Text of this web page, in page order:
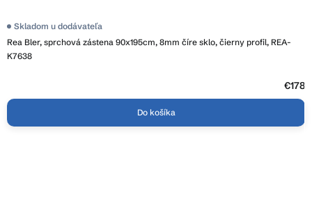
Rea Bler, sprchová zástena 90x195cm, 8mm číre sklo, čierny profil, REA-
K7638
Skladom u dodávateľa
€178
Do košíka